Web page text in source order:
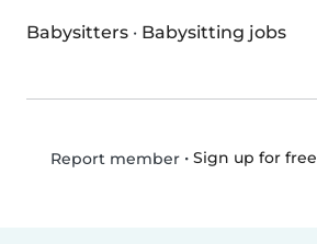
Babysitters · Babysitting jobs
Report member• Sign up for free